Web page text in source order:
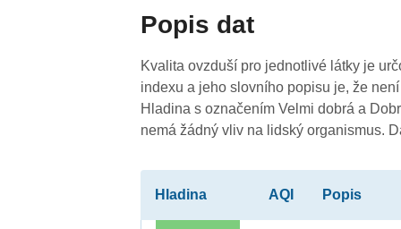
4
4
4
4
3 4
4
44
4
Popis dat
Kvalita ovzduší pro jednotlivé látky je
indexu a jeho slovního popisu je, že
Hladina s označením Velmi dobrá a
nemá žádný vliv na lidský organismus.
Hladina AQI Popis